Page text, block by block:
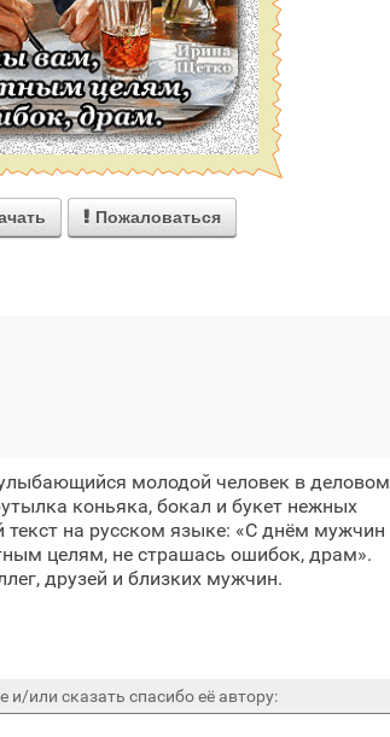
 Пожаловаться
молодой человек в деловом
коньяка, бокал и букет нежных
на русском языке: «С днём мужчин
целям, не страшась ошибок, драм».
друзей и близких мужчин.
или сказать спасибо её автору: